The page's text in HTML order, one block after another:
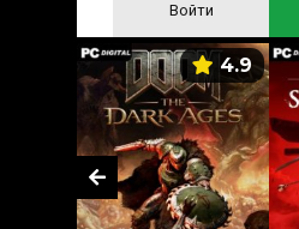
Войти
4.9